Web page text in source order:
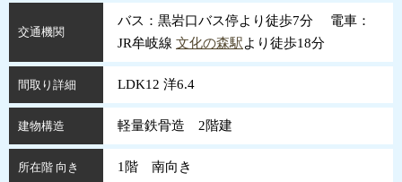
交通機関
バス：黒岩口バス停より徒歩7分 電車：
JR牟岐線 文化の森駅より徒歩18分
間取り詳細 LDK12 洋6.4
建物構造 軽量鉄骨造 2階建
所在階 向き 1階 南向き